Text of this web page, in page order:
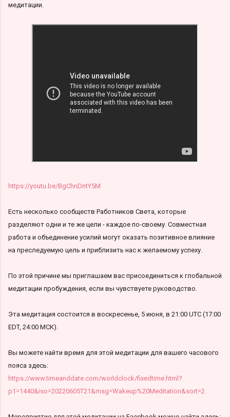
медитации.
https://youtu.be/BgChnDntY5M
Есть несколько сообществ Работников Света, которые
разделяют одни и те же цели - каждое по-своему. Совместная
работа и объединение усилий могут оказать позитивное влияние
на преследуемую цель и приблизить нас к желаемому успеху.
По этой причине мы приглашаем вас присоединиться к глобальной
медитации пробуждения, если вы чувствуете руководство.
Эта медитация состоится в воскресенье, 5 июня, в 21:00 UTC (17:00
EDT, 24:00 МСК).
Вы можете найти время для этой медитации для вашего часового
пояса здесь:
https://www.timeanddate.com/worldclock/fixedtime.html?
p1=1440&iso=20220605T21&msg=Wakeup%20Meditation&sort=2